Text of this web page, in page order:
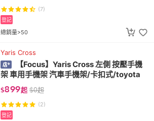
(7)
總銷量>50
登記
Yaris Cross
【Focus】Yaris Cross 左側 按壓手機
架 車用手機架 汽車手機架/卡扣式/toyota
$899起 $0起
(2)
登記